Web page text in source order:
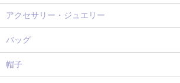
アクセサリー・ジュエリー
バッグ
帽子